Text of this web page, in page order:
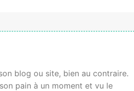
blog ou site, bien au contraire.
pain à un moment et vu le